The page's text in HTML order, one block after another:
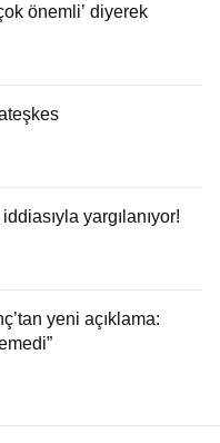
önemli’ diyerek
yargılanıyor!
yeni açıklama: